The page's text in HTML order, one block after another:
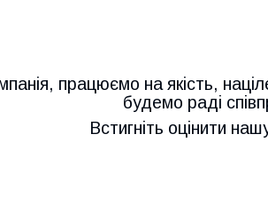
працюємо на якість,
будемо раді
Встигніть оцінити